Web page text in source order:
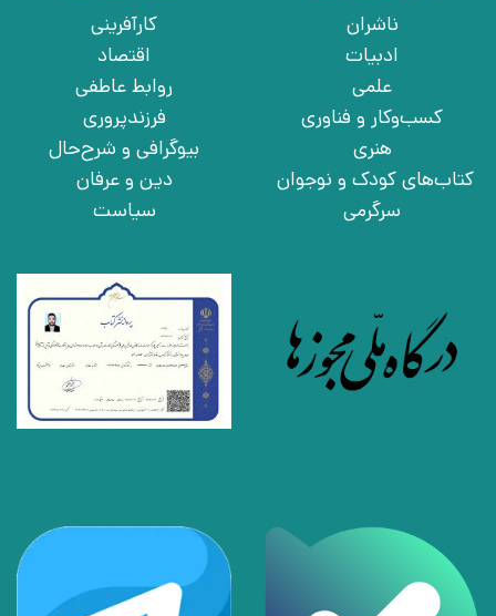
ناشران
ادبیات
علمی
کسب‌وکار و فناوری
هنری
کتاب‌های کودک و نوجوان
سرگرمی
کارآفرینی
اقتصاد
روابط عاطفی
فرزندپروری
بیوگرافی و شرح‌حال
دین و عرفان
سیاست